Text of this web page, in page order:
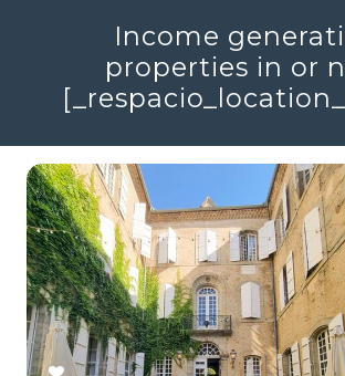
Voir plus
Income
properties in or